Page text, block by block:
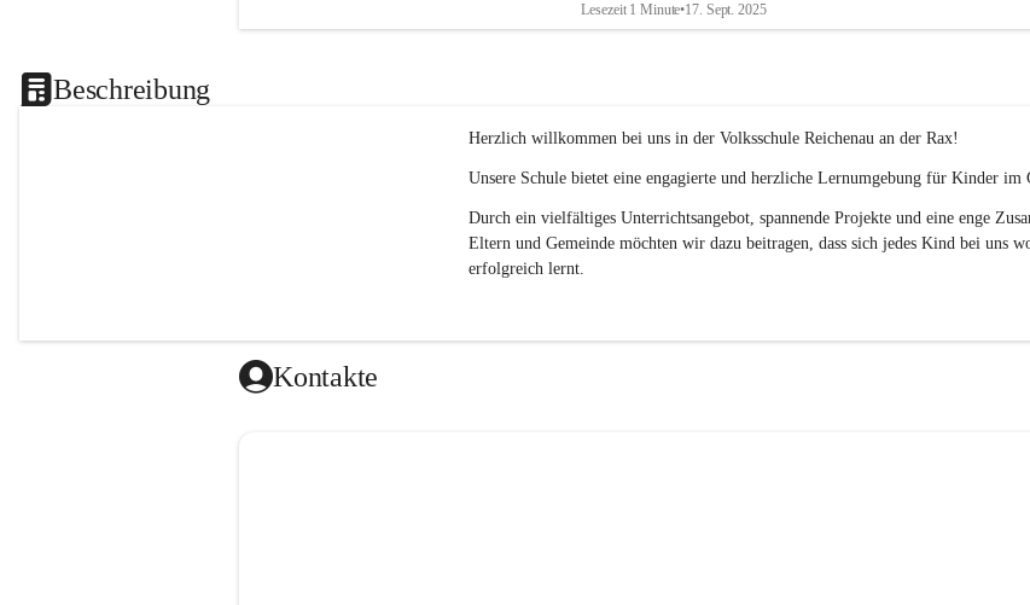
Lesezeit 1 Minute•17. Sept. 2025
Beschreibung
Herzlich willkommen bei uns in der Volksschule Reichenau an der Rax!
Unsere Schule bietet eine engagierte und herzliche Lernumgebung für Kinder im
Durch ein vielfältiges Unterrichtsangebot, spannende Projekte und eine enge
Eltern und Gemeinde möchten wir dazu beitragen, dass sich jedes Kind bei uns
erfolgreich lernt.
Kontakte